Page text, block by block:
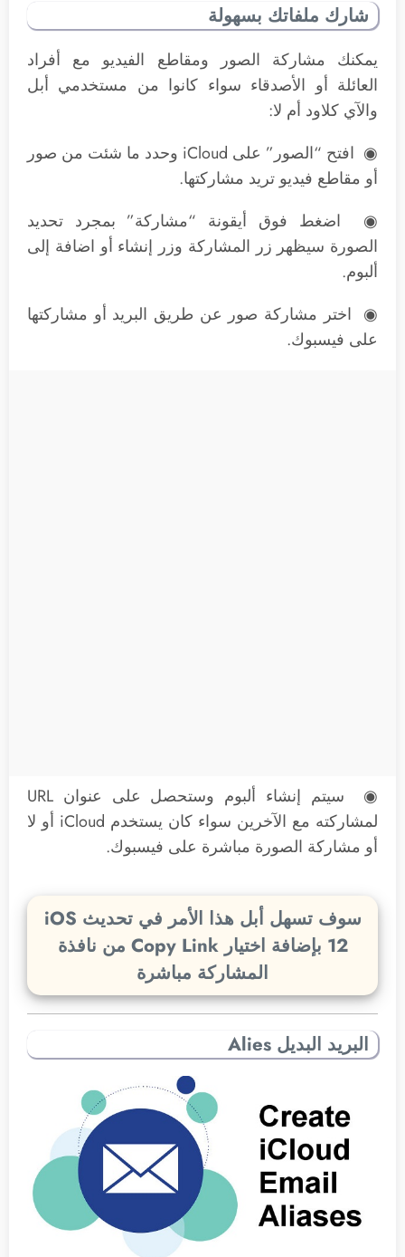
شارك ملفاتك بسهولة
يمكنك مشاركة الصور ومقاطع الفيديو مع أفراد
العائلة أو الأصدقاء سواء كانوا من مستخدمي أبل
والآي كلاود أم لا:
◉ افتح “الصور” على iCloud وحدد ما شئت من صور
أو مقاطع فيديو تريد مشاركتها.
◉ اضغط فوق أيقونة “مشاركة” بمجرد تحديد
الصورة سيظهر زر المشاركة وزر إنشاء أو اضافة إلى
ألبوم.
◉ اختر مشاركة صور عن طريق البريد أو مشاركتها
على فيسبوك.
◉ سيتم إنشاء ألبوم وستحصل على عنوان URL
لمشاركته مع الآخرين سواء كان يستخدم iCloud أو لا
أو مشاركة الصورة مباشرة على فيسبوك.
سوف تسهل أبل هذا الأمر في تحديث iOS
12 بإضافة اختيار Copy Link من نافذة
المشاركة مباشرة
البريد البديل Alies